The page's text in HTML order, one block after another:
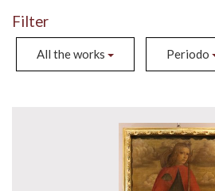
Filter
All the works Periodo